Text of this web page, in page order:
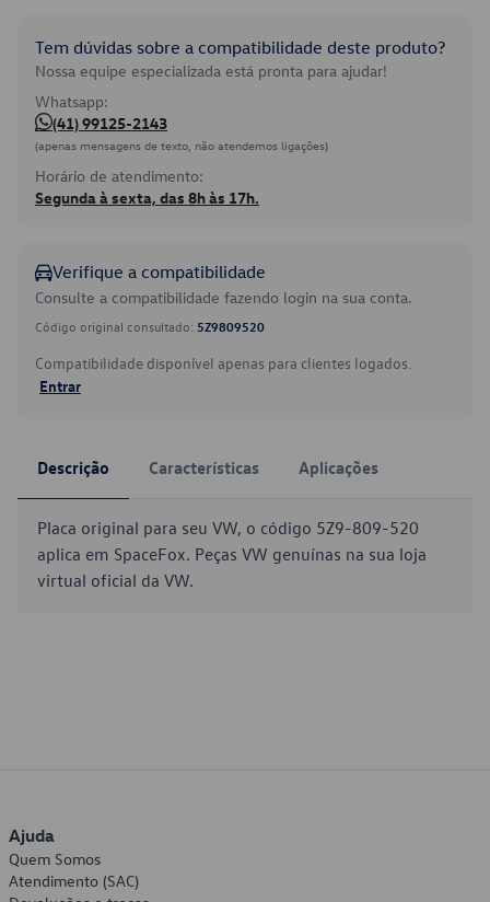
Tem dúvidas sobre a compatibilidade deste produto?
Nossa equipe especializada está pronta para ajudar!
Whatsapp:
(41) 99125-2143
(apenas mensagens de texto, não atendemos ligações)
Horário de atendimento:
Segunda à sexta, das 8h às 17h.
Verifique a compatibilidade
Consulte a compatibilidade fazendo login na sua conta.
Código original consultado: 5Z9809520
Compatibilidade disponível apenas para clientes logados.
Entrar
Descrição Características Aplicações
Placa original para seu VW, o código 5Z9-809-520
aplica em SpaceFox. Peças VW genuínas na sua loja
virtual oficial da VW.
Ajuda
Quem Somos
Atendimento (SAC)